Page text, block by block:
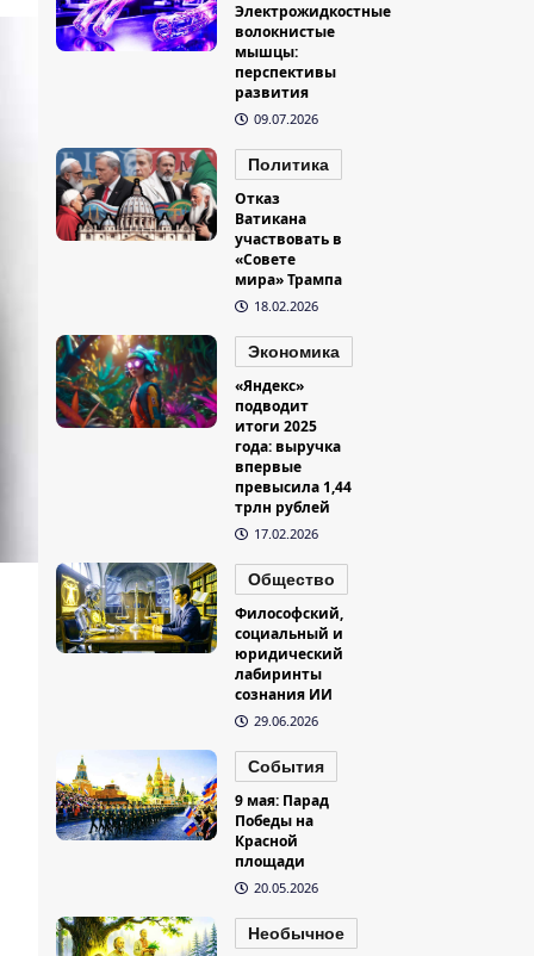
Электрожидкостные
волокнистые
мышцы:
перспективы
развития
09.07.2026
Политика
Отказ
Ватикана
участвовать в
«Совете
мира» Трампа
18.02.2026
Экономика
«Яндекс»
подводит
итоги 2025
года: выручка
впервые
превысила 1,44
трлн рублей
17.02.2026
Общество
Философский,
социальный и
юридический
лабиринты
сознания ИИ
29.06.2026
События
9 мая: Парад
Победы на
Красной
площади
20.05.2026
Необычное